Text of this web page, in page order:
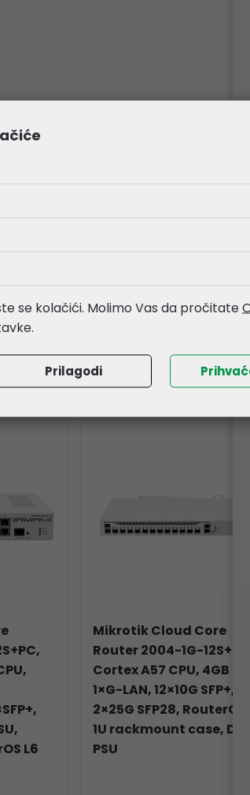
L6
Mikrotik Cloud Core
Router 2004-1G-
Cortex A57 CPU, 4GB
1×G-LAN, 12×10G SFP+,
2×25G SFP28, RouterOS
1U rackmount case, Dual
PSU
se kolačići. Molimo Vas da pročitate
Prilagodi